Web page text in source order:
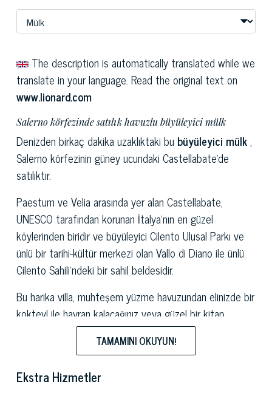
The description is automatically translated while we
translate in your language. Read the original text on
www.lionard.com
Salerno körfezinde satılık havuzlu büyüleyici mülk
Denizden birkaç dakika uzaklıktaki bu büyüleyici mülk,
Salerno körfezinin güney ucundaki Castellabate'de
satılıktır.
Paestum ve Velia arasında yer alan Castellabate,
UNESCO tarafından korunan İtalya'nın en güzel
köylerinden biridir ve büyüleyici Cilento Ulusal Parkı ve
ünlü bir tarihi-kültür merkezi olan Vallo di Diano ile ünlü
Cilento Sahili'ndeki bir sahil beldesidir.
Bu harika villa, muhteşem yüzme havuzundan elinizde bir
kokteyl ile hayran kalacağınız veya güzel bir kitap
okurken güneşlenme alanında dinlenebileceğiniz
sunmaktadır.
Yaklaşık 800 metrekare büyüklüğündeki özel bahçe,
TAMAMINI OKUYUN!
Ekstra Hizmetler